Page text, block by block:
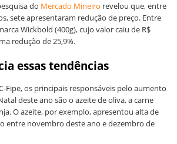
do Mercado Mineiro revelou que, entre
sete apresentaram redução de preço. Entre
Wickbold (400g), cujo valor caiu de R$
redução de 25,9%.
essas tendências
Fipe, os principais responsáveis pelo aumento
deste ano são o azeite de oliva, a carne
O azeite, por exemplo, apresentou alta de
entre novembro deste ano e dezembro de